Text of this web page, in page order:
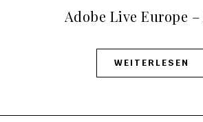
Adobe Live Europe
WEITERLESEN